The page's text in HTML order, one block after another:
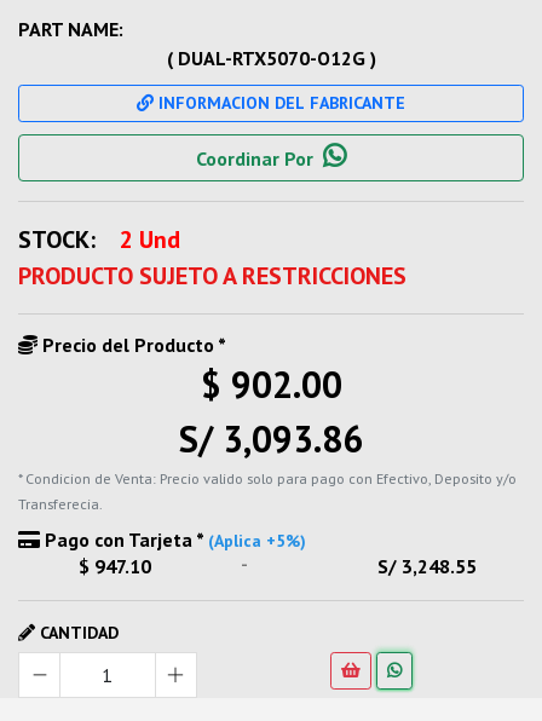
PART NAME:
( DUAL-RTX5070-O12G )
INFORMACION DEL FABRICANTE
Coordinar Por
STOCK:
2 Und
PRODUCTO SUJETO A RESTRICCIONES
Precio del Producto *
$ 902.00
S/ 3,093.86
* Condicion de Venta: Precio valido solo para pago con Efectivo, Deposito y/o
Transferecia.
Pago con Tarjeta * (Aplica +5%)
$ 947.10 - S/ 3,248.55
CANTIDAD